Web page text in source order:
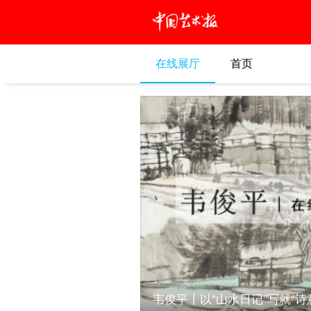
在线展厅 首页
韦俊平丨以“山水日记”写就“诗